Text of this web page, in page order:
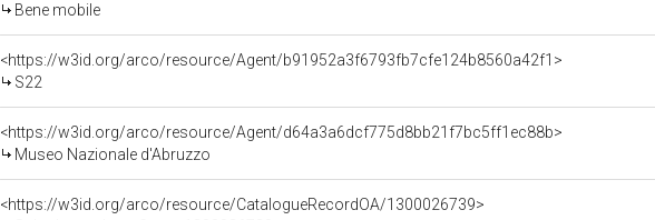
Bene mobile
<https://w3id.org/arco/resource/Agent/b91952a3f6793fb7cfe124b8560a42f1>
S22
<https://w3id.org/arco/resource/Agent/d64a3a6dcf775d8bb21f7bc5ff1ec88b>
Museo Nazionale d'Abruzzo
<https://w3id.org/arco/resource/CatalogueRecordOA/1300026739>